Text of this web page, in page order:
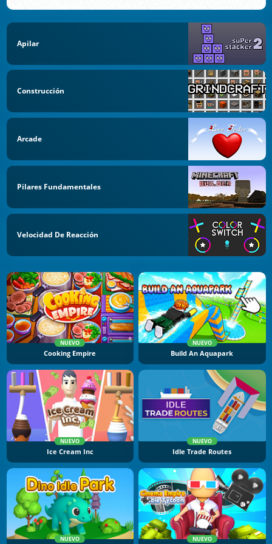
Apilar
Construcción
Arcade
Pilares Fundamentales
Velocidad De Reacción
NUEVO
Cooking Empire
NUEVO
Build An Aquapark
NUEVO
Ice Cream Inc
NUEVO
Idle Trade Routes
NUEVO NUEVO